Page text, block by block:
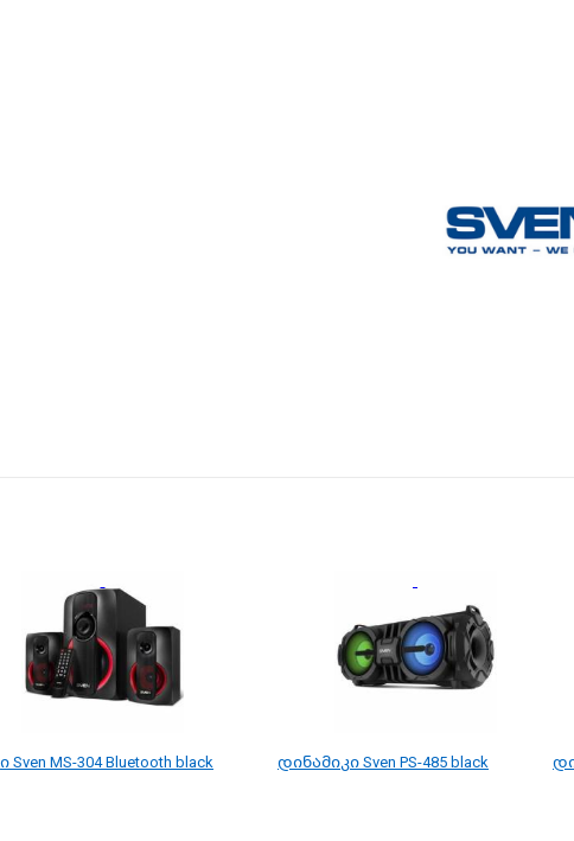
MS-304 Bluetooth black დინამიკი Sven PS-485 black